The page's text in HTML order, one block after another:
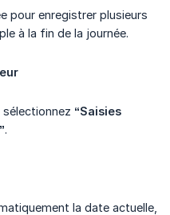
pour enregistrer plusieurs
à la fin de la journée.
sélectionnez “Saisies
.
la date actuelle,